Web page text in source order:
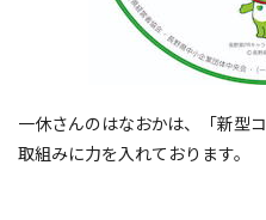
一休さんのはなおかは、「新型
取組みに力を入れております。